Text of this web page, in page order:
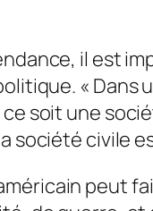
il est
« Dans
ce soit une
société civile
peut